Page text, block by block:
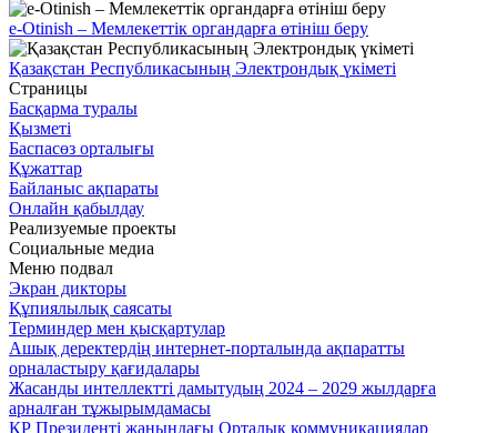
e-Otinish – Мемлекеттік органдарға өтініш беру
Қазақстан Республикасының Электрондық үкіметі
Страницы
Басқарма туралы
Қызметі
Баспасөз орталығы
Құжаттар
Байланыс ақпараты
Онлайн қабылдау
Реализуемые проекты
Социальные медиа
Меню подвал
Экран дикторы
Құпиялылық саясаты
Терминдер мен қысқартулар
Ашық деректердің интернет-порталында ақпаратты
орналастыру қағидалары
Жасанды интеллектті дамытудың 2024 – 2029 жылдарға
арналған тұжырымдамасы
ҚР Президенті жанындағы Орталық коммуникациялар